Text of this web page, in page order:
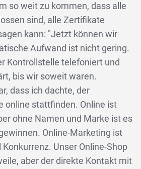
so weit zu kommen, dass alle
sind, alle Zertifikate
kann: "Jetzt können wir
Aufwand ist nicht gering.
Kontrollstelle telefoniert und
bis wir soweit waren.
dass ich dachte, der
online stattfinden. Online ist
ohne Namen und Marke ist es
Online-Marketing ist
Unser Online-Shop
aber der direkte Kontakt mit